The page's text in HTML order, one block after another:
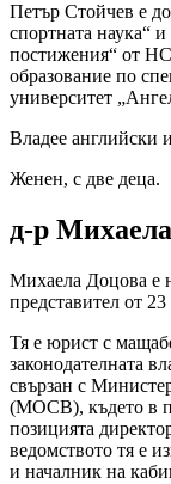
Петър Стойчев е
спортната наука“
постижения“ от
образование по
университет
Владее английски
Женен, с две деца.
д-р
Михаела Доцова е
представител от
Тя е юрист с
законодателната
свързан с
(МОСВ), където в
позицията
ведомството тя е
и началник на